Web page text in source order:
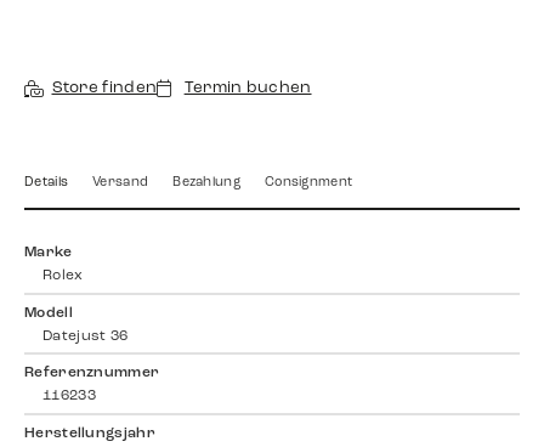
Store finden Termin buchen
Details Versand Bezahlung Consignment
Marke
Rolex
Modell
Datejust 36
Referenznummer
116233
Herstellungsjahr